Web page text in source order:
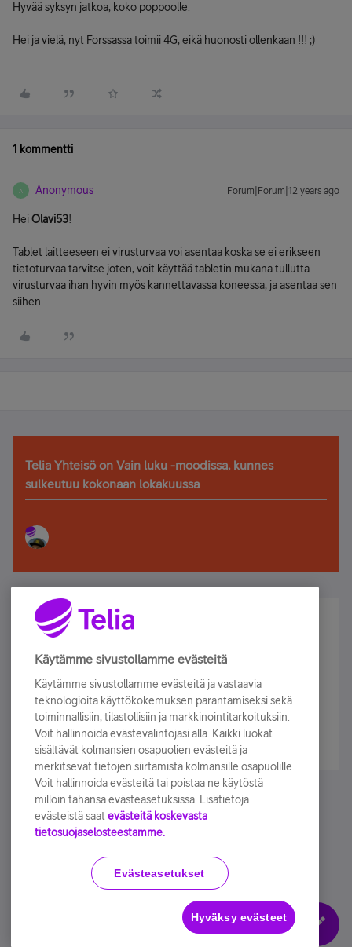
Hyvää syksyn jatkoa, koko poppoolle.
Hei ja vielä, nyt Forssassa toimii 4G, eikä huonosti ollenkaan !!! ;)
1 kommentti
A Anonymous Forum|Forum|12 years ago
HeiOlavi53!
Tablet laitteeseen ei virusturvaa voi asentaa koska se ei erikseen
tietoturvaa tarvitse joten, voit käyttää tabletin mukana tullutta
virusturvaa ihan hyvin myös kannettavassa koneessa, ja asentaa sen
siihen.
Telia Yhteisö on Vain luku -moodissa, kunnes
sulkeutuu kokonaan lokakuussa
Älä jää paitsi – osallistu ja voita!
Tilaa Telian uutiskirje ja olet mukana arvonnassa.
sähköpostiisi.
Tilaa nyt
Käyttöehdot Accessibility statement
Evästeasetukset
Käytämme sivustollamme evästeitä
Käytämme sivustollamme evästeitä ja vastaavia
teknologioita käyttökokemuksen parantamiseksi sekä
toiminnallisiin, tilastollisiin ja markkinointitarkoituksiin.
Voit hallinnoida evästevalintojasi alla. Kaikki luokat
sisältävät kolmansien osapuolien evästeitä ja
merkitsevät tietojen siirtämistä kolmansille osapuolille.
Voit hallinnoida evästeitä tai poistaa ne käytöstä
milloin tahansa evästeasetuksissa. Lisätietoja
evästeistä saat evästeitä koskevasta
tietosuojaselosteestamme.
Evästeasetukset
Hyväksy evästeet